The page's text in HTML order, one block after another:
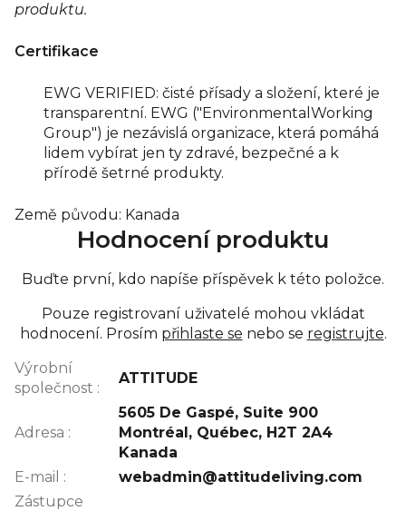
produktu.
Certifikace
EWG VERIFIED: čisté přísady a složení, které je
transparentní. EWG ("EnvironmentalWorking
Group") je nezávislá organizace, která pomáhá
lidem vybírat jen ty zdravé, bezpečné a k
přírodě šetrné produkty.
Země původu: Kanada
Hodnocení produktu
Buďte první, kdo napíše příspěvek k této položce.
Pouze registrovaní uživatelé mohou vkládat
hodnocení. Prosím přihlaste se nebo se registrujte.
Výrobní
společnost :
ATTITUDE
Adresa :
5605 De Gaspé, Suite 900
Montréal, Québec, H2T 2A4
Kanada
E-mail :
webadmin@attitudeliving.com
Zástupce